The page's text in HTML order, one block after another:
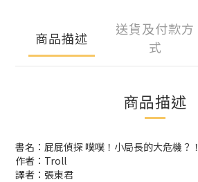
商品描述
送貨及付款方
式
商品描述
書名：屁屁偵探 噗噗！小局長的大危機？！
作者：Troll
譯者：張東君